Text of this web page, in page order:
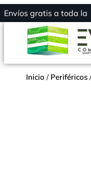
Envíos gratis a toda la
Inicio / Periféricos